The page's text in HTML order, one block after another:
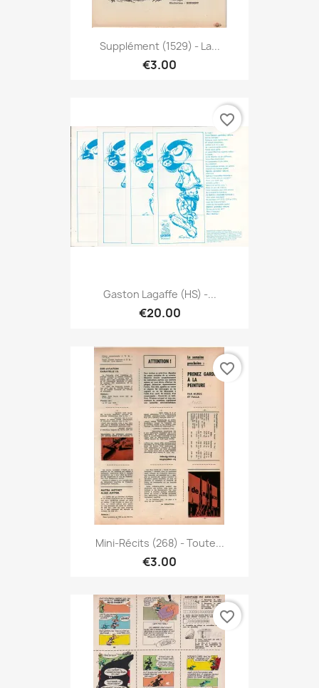
Supplément (1529) - La...
€3.00
Gaston Lagaffe (HS) -...
€20.00
favorite_border
Mini-Récits (268) - Toute...
€3.00
favorite_border
favorite_border